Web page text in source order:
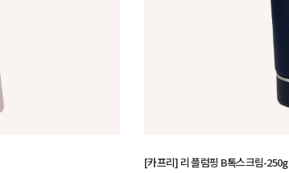
[카프리] 리 플럼핑 B톡스크림-250g